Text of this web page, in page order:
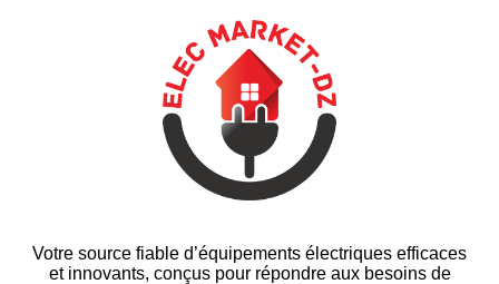
Votre source fiable d’équipements électriques efficaces
et innovants, conçus pour répondre aux besoins de